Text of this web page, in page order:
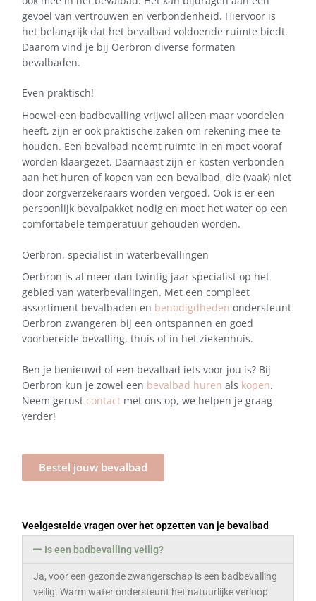
gevoel van vertrouwen en verbondenheid. Hiervoor is
het belangrijk dat het bevalbad voldoende ruimte biedt.
Daarom vind je bij Oerbron diverse formaten
bevalbaden.
Even praktisch!
Hoewel een badbevalling vrijwel alleen maar voordelen
heeft, zijn er ook praktische zaken om rekening mee te
houden. Een bevalbad neemt ruimte in en moet vooraf
worden klaargezet. Daarnaast zijn er kosten verbonden
aan het huren of kopen van een bevalbad, die (vaak) niet
door zorgverzekeraars worden vergoed. Ook is er een
persoonlijk bevalpakket nodig en moet het water op een
comfortabele temperatuur gehouden worden.
Oerbron, specialist in waterbevallingen
Oerbron is al meer dan twintig jaar specialist op het
gebied van waterbevallingen. Met een compleet
assortiment bevalbaden en benodigdheden ondersteunt
Oerbron zwangeren bij een ontspannen en goed
voorbereide bevalling, thuis of in het ziekenhuis.
Ben je benieuwd of een bevalbad iets voor jou is? Bij
Oerbron kun je zowel een bevalbad huren als kopen.
Neem gerust contact met ons op, we helpen je graag
verder!
Bestel jouw bevalbad
Veelgestelde vragen over het opzetten van je bevalbad
Is een badbevalling veilig?
Ja, voor een gezonde zwangerschap is een badbevalling
veilig. Warm water ondersteunt het natuurlijke verloop